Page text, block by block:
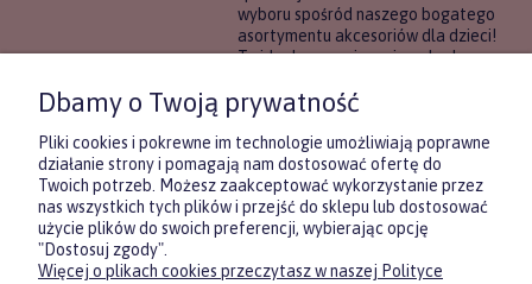
wyboru spośród naszego bogatego
asortymentu akcesoriów dla dzieci!
To idealne rozwiązanie, gdy chcesz
pewności, co będzie najbardziej
trafione.
DOWIEDZ SIĘ WIĘCEJ
Dbamy o Twoją prywatność
Pliki cookies i pokrewne im technologie umożliwiają poprawne
działanie strony i pomagają nam dostosować ofertę do
Twoich potrzeb. Możesz zaakceptować wykorzystanie przez
nas wszystkich tych plików i przejść do sklepu lub dostosować
użycie plików do swoich preferencji, wybierając opcję
"Dostosuj zgody".
Więcej o plikach cookies przeczytasz w naszej Polityce